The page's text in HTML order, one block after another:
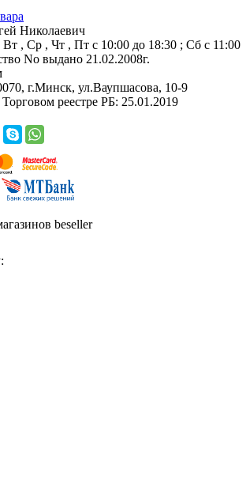
Николаевич
, Ср , Чт , Пт c 10:00 до 18:30 ; Сб c 11:00
No выдано 21.02.2008г.
г.Минск, ул.Ваупшасова, 10-9
реестре РБ: 25.01.2019
beseller